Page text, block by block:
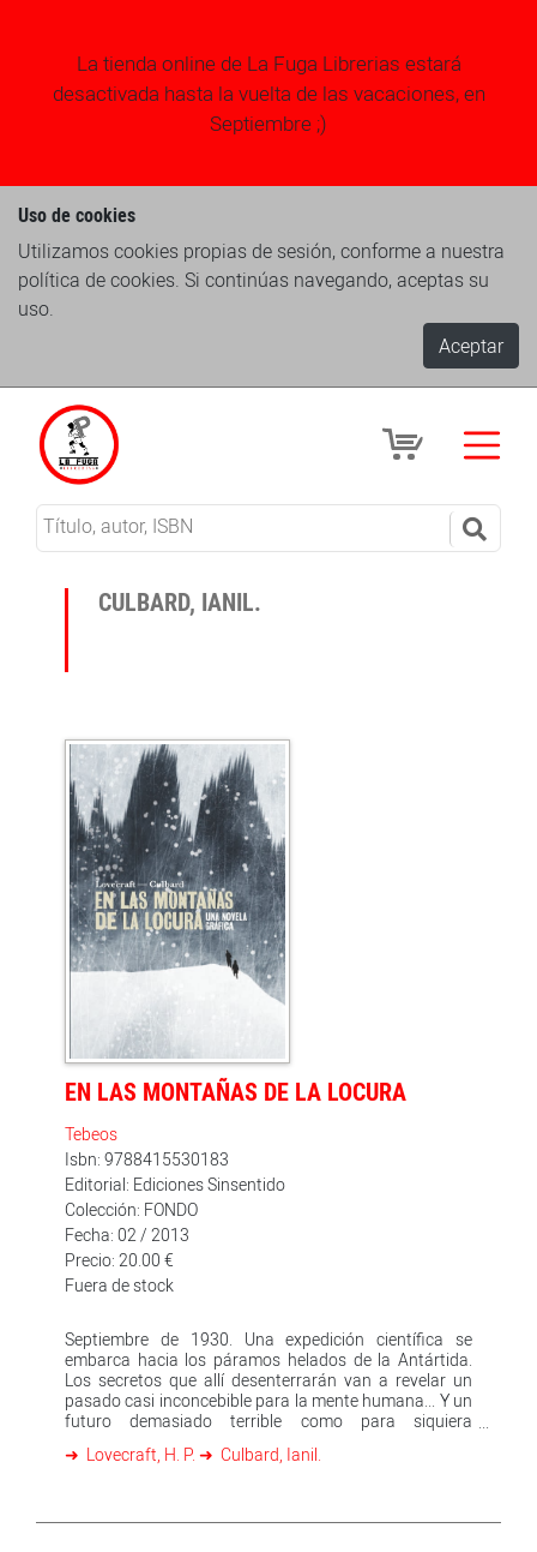
La tienda online de La Fuga Librerias estará
desactivada hasta la vuelta de las vacaciones, en
Septiembre ;)
Uso de cookies
Utilizamos cookies propias de sesión, conforme a nuestra
política de cookies. Si continúas navegando, aceptas su
uso.
Aceptar
CULBARD, IANIL.
EN LAS MONTAÑAS DE LA LOCURA
Tebeos
Isbn: 9788415530183
Editorial: Ediciones Sinsentido
Colección: FONDO
Fecha: 02 / 2013
Precio: 20.00 €
Fuera de stock
Septiembre de 1930. Una expedición científica se
embarca hacia los páramos helados de la Antártida.
Los secretos que allí desenterrarán van a revelar un
pasado casi inconcebible para la mente humana... Y un
futuro demasiado terrible como para siquiera
científico, "En las montañas de la locura" (1936), el
nueva era en la ciencia ficción del siglo XX.
Lovecraft, H. P. Culbard, Ianil.